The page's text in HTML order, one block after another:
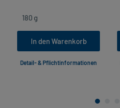
In den Warenkorb
Detail- & Pflichtinformationen